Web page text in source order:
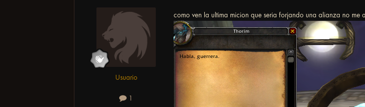
Usuario
1
como ven la ultima micion que seria forjando una alianza no me